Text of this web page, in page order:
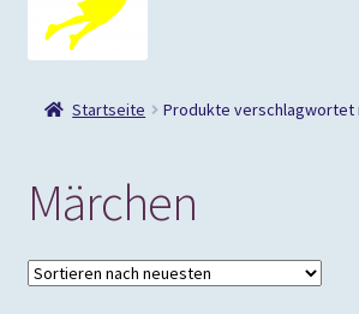
Startseite Produkte verschlagwortet
Märchen